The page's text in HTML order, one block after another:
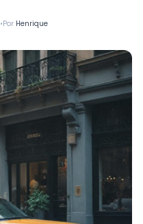
•Por Henrique